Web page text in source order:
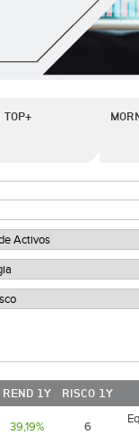
TOP+
REND 1Y RISCO 1Y
39,19% 6